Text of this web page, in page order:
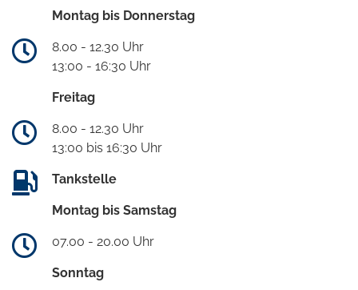
Montag bis Donnerstag
8.00 - 12.30 Uhr
13:00 - 16:30 Uhr
Freitag
8.00 - 12.30 Uhr
13:00 bis 16:30 Uhr
Tankstelle
Montag bis Samstag
07.00 - 20.00 Uhr
Sonntag